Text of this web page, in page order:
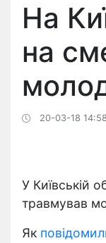
На
на
20-03-18 14:58
У Київській
травмував
Як